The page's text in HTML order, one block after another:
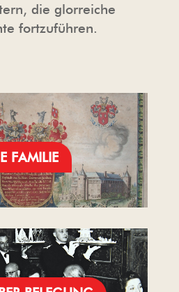
die glorreiche
fortzuführen.
FAMILIE